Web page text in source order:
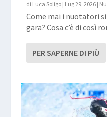
di Luca Soligo | Lug 29, 2026 |
Come mai i nuotatori
gara? Cosa c’è di così
PER SAPERNE DI PIÙ